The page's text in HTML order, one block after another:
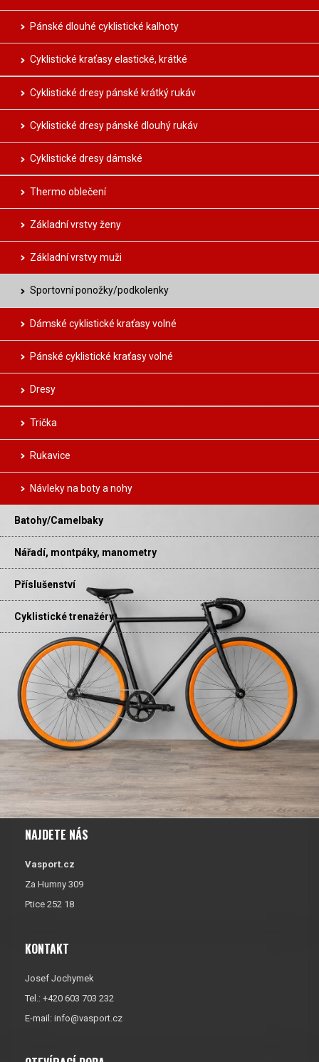
Pánské dlouhé cyklistické kalhoty
Cyklistické kraťasy elastické, krátké
Cyklistické dresy pánské krátký rukáv
Cyklistické dresy pánské dlouhý rukáv
Cyklistické dresy dámské
Thermo oblečení
Základní vrstvy ženy
Základní vrstvy muži
Sportovní ponožky/podkolenky
Dámské cyklistické kraťasy volné
Pánské cyklistické kraťasy volné
Dresy
Trička
Rukavice
Návleky na boty a nohy
Batohy/Camelbaky
Nářadí, montpáky, manometry
Příslušenství
Cyklistické trenažéry
NAJDETE NÁS
Vasport.cz
Za Humny 309
Ptice 252 18
KONTAKT
Josef Jochymek
Tel.: +420 603 703 232
E-mail: info@vasport.cz